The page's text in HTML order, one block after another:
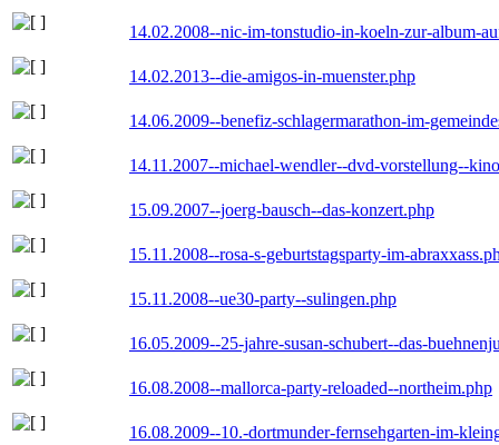
14.02.2008--nic-im-tonstudio-in-koeln-zur-album-
14.02.2013--die-amigos-in-muenster.php
14.06.2009--benefiz-schlagermarathon-im-
14.11.2007--michael-wendler--dvd-vorstellung--
15.09.2007--joerg-bausch--das-konzert.php
15.11.2008--rosa-s-geburtstagsparty-im-
15.11.2008--ue30-party--sulingen.php
16.05.2009--25-jahre-susan-schubert--das-
16.08.2008--mallorca-party-reloaded--northeim.php
16.08.2009--10.-dortmunder-fernsehgarten-im-